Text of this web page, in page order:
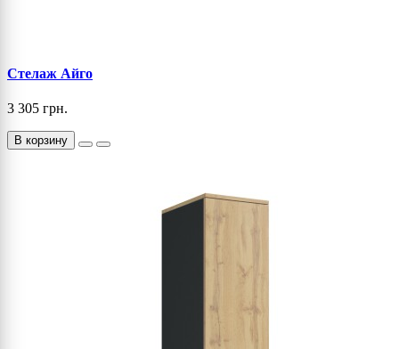
Стелаж Айго
3 305 грн.
В корзину